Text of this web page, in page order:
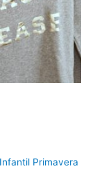
Primavera